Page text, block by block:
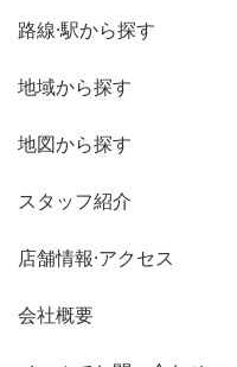
路線·駅から探す
地域から探す
地図から探す
スタッフ紹介
店舗情報·アクセス
会社概要